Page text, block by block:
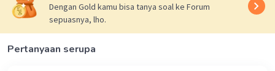
perbedaan dalam keyakinan agama dan
interpretasi agama juga seringkali bersifat
subjektif.
7. Konflik generasi: Perbedaan dalam nilai,
Dengan Gold kamu bisa tanya soal ke Forum
sepuasnya, lho.
Pertanyaan serupa